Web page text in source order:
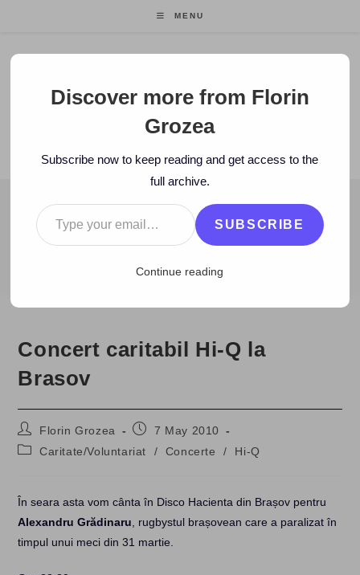
MENU
Florin Grozea
ENTREPRENEUR. FOUNDER/CEO MOCAPP.
BLOG
2010 > May > 7 > Caritate/Voluntariat > Concert caritabil Hi-Q la
Concert caritabil Hi-Q la
Brasov
Post
author:
Florin Grozea
Post7 May 2010
PostCaritate/Voluntariat / Concerte / Hi-Q
În seara asta vom cânta în Disco Hacienta din Brașov pentru
Alexandru Grădinaru , rugbystul brașovean care a paralizat în
timpul unui meci din 31 martie.
Discover more from Florin
Grozea
Subscribe now to keep reading and get access to the
full archive.
Type your email…
SUBSCRIBE
Continue reading